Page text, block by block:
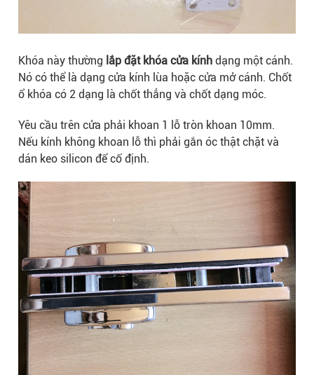
Khóa này thường lắp đặt khóa cửa kính dạng một cánh.
Nó có thể là dạng cửa kính lùa hoặc cửa mở cánh. Chốt
ổ khóa có 2 dạng là chốt thẳng và chốt dạng móc.
Yêu cầu trên cửa phải khoan 1 lỗ tròn khoan 10mm.
Nếu kính không khoan lỗ thì phải gắn óc thật chặt và
dán keo silicon để cố định.